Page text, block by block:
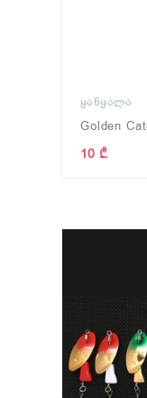
ᲧᲐᲜᲧᲐᲚᲐ
Golden
10 ₾